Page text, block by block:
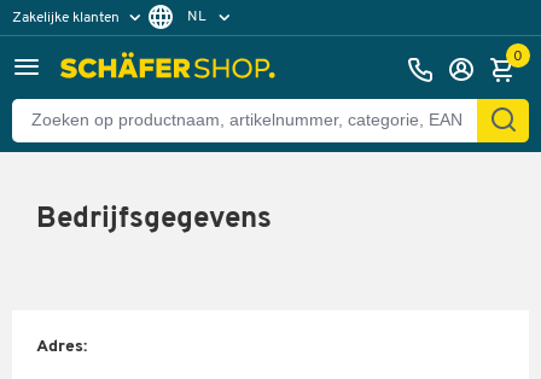
Zakelijke klanten
Particuliere klanten
NL
0
Bedrijfsgegevens
Adres: